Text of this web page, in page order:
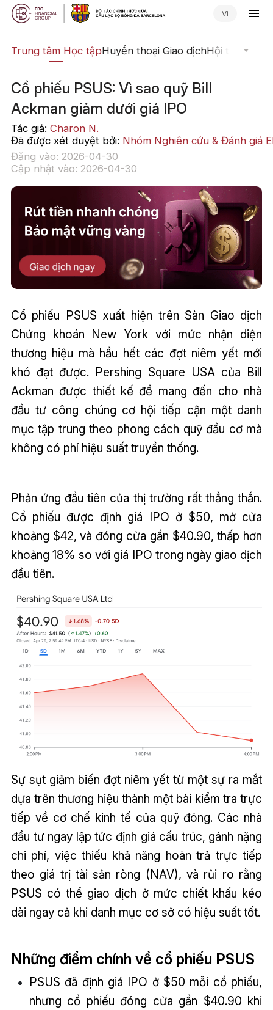
Vi
Trung tâm Học tậpHuyền thoại Giao dịchHội thảo
Cổ phiếu PSUS: Vì sao quỹ Bill
Ackman giảm dưới giá IPO
Tác giả: Charon N.
Đã được xét duyệt bởi: Nhóm Nghiên cứu & Đánh giá
Đăng vào: 2026-04-30
Cập nhật vào: 2026-04-30
Cổ phiếu PSUS xuất hiện trên Sàn Giao dịch
Chứng khoán New York với mức nhận diện
thương hiệu mà hầu hết các đợt niêm yết mới
khó đạt được. Pershing Square USA của Bill
Ackman được thiết kế để mang đến cho nhà
đầu tư công chúng cơ hội tiếp cận một danh
mục tập trung theo phong cách quỹ đầu cơ mà
không có phí hiệu suất truyền thống.
Phản ứng đầu tiên của thị trường rất thẳng thắn.
Cổ phiếu được định giá IPO ở $50, mở cửa
khoảng $42, và đóng cửa gần $40.90, thấp hơn
khoảng 18% so với giá IPO trong ngày giao dịch
đầu tiên.
Sự sụt giảm biến đợt niêm yết từ một sự ra mắt
dựa trên thương hiệu thành một bài kiểm tra trực
tiếp về cơ chế kinh tế của quỹ đóng. Các nhà
đầu tư ngay lập tức định giá cấu trúc, gánh nặng
chi phí, việc thiếu khả năng hoàn trả trực tiếp
theo giá trị tài sản ròng (NAV), và rủi ro rằng
PSUS có thể giao dịch ở mức chiết khấu kéo
dài ngay cả khi danh mục cơ sở có hiệu suất tốt.
Những điểm chính về cổ phiếu PSUS
PSUS đã định giá IPO ở $50 mỗi cổ phiếu,
nhưng cổ phiếu đóng cửa gần $40.90 khi